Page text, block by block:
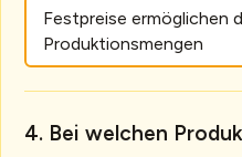
Festpreise ermöglichen
Produktionsmengen
Bei welchen